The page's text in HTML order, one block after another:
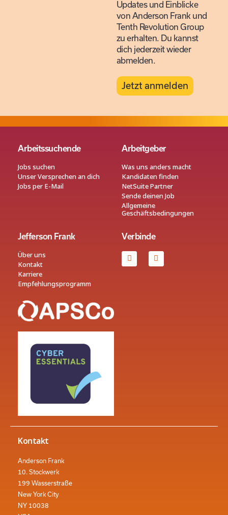
Updates und Einblicke
von Anderson Frank und
Tenth Revolution Group
zu erhalten. Du kannst
dich jederzeit wieder
abmelden.
Jetzt anmelden
Arbeitssuchende
Jobs suchen
Unser Versprechen an dich
Jobs per E-Mail
Arbeitgeber
Was uns anders macht
Kandidaten finden
NetSuite Partner
Sende deinen Job
Allgemeine
Geschäftsbedingungen
Jefferson Frank
Über uns
Kontakt
Karriere
Empfehlungsprogramm
Verbinde
Kontakt
Anderson Frank
10. Stockwerk
199 Wasserstraße
New York City
NY 10038